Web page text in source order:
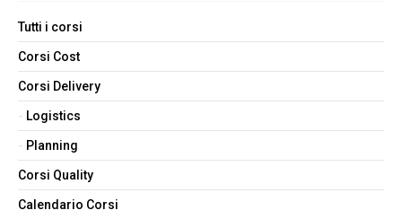
Tutti i corsi
Corsi Cost
Corsi Delivery
Logistics
Planning
Corsi Quality
Calendario Corsi